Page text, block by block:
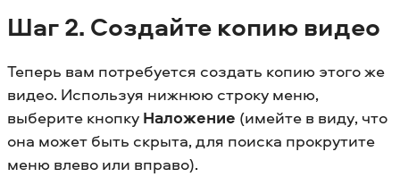
Шаг 2. Создайте копию видео
Теперь вам потребуется создать копию этого же
видео. Используя нижнюю строку меню,
выберите кнопку Наложение (имейте в виду, что
она может быть скрыта, для поиска прокрутите
меню влево или вправо).